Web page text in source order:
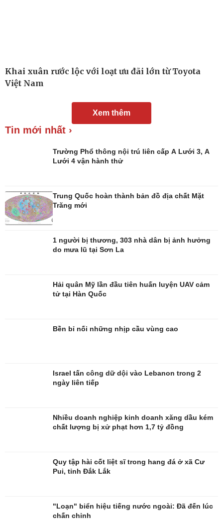
Nhà đẹp
Tình yêu - Gia đình
Blog
Sân khấu - Điện ảnh
Săn Tour
Khai xuân rước lộc với loạt ưu đãi lớn từ Toyota
Việt Nam
Xem thêm
Tin mới nhất ›
Trường Phổ thông nội trú liên cấp A Lưới 3, A
Lưới 4 vận hành thử
Trung Quốc hoàn thành bản đồ địa chất Mặt
Trăng mới
1 người bị thương, 303 nhà dân bị ảnh hưởng
do mưa lũ tại Sơn La
Hải quân Mỹ lần đầu tiên huấn luyện UAV cảm
tử tại Hàn Quốc
Bền bỉ nối những nhịp cầu vùng cao
Israel tấn công dữ dội vào Lebanon trong 2
ngày liên tiếp
Nhiều doanh nghiệp kinh doanh xăng dầu kém
chất lượng bị xử phạt hơn 1,7 tỷ đồng
Quy tập hài cốt liệt sĩ trong hang đá ở xã Cư
Pui, tỉnh Đắk Lắk
"Loạn" biển hiệu tiếng nước ngoài: Đã đến lúc
chấn chỉnh